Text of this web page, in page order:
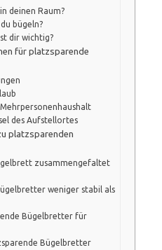
deinen Raum?
bügeln?
dir wichtig?
für platzsparende
des Aufstellortes
platzsparenden
zusammengefaltet
weniger stabil als
Bügelbretter für
Bügelbretter